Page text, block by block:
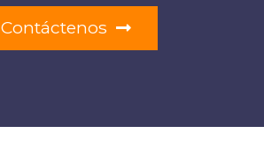
Contáctenos